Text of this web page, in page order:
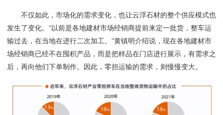
不仅如此，市场化的需求变化，也让云浮石材的整个供应模式也
发生了变化。 “以前是各地建材市场经销商提前来定一批货，整车运
输过去，在当地在进行二次加工。”黄镇明介绍说，现在各地建材市
场经销商已经不在囤积产品，而是把样品在门店进行展示，有需求之
后，再向他们下单制作。因此，零担运输的需求，则慢慢变大。